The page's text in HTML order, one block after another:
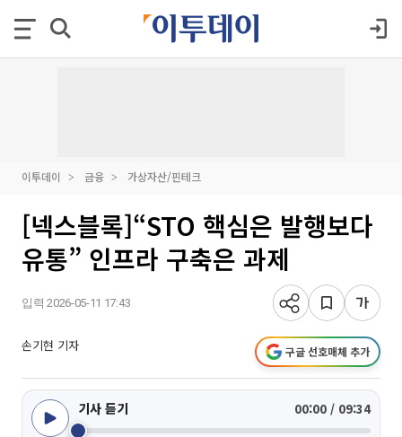
이투데이 금융 가상자산/핀테크
[넥스블록]“STO 핵심은 발행보다
유통” 인프라 구축은 과제
입력 2026-05-11 17:43
손기현 기자 구글 선호매체 추가
기사 듣기 00:00 / 09:34